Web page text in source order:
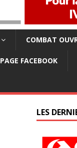
COMBAT
PAGE FACEBOOK
LES